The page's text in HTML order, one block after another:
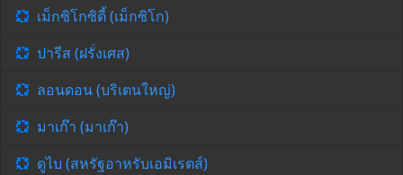
เม็กซิโกซิตี้ (เม็กซิโก)
ปารีส (ฝรั่งเศส)
ลอนดอน (บริเตนใหญ่)
มาเก๊า (มาเก๊า)
ดูไบ (สหรัฐอาหรับเอมิเรตส์)